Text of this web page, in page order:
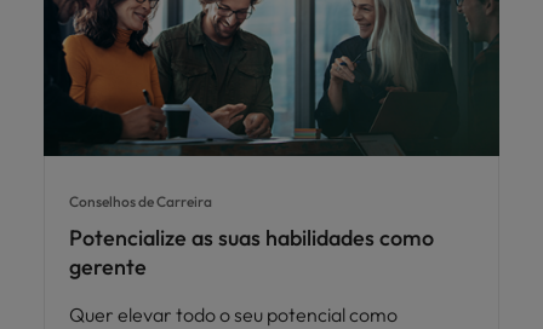
Conselhos de Carreira
Potencialize as suas habilidades como
gerente
Quer elevar todo o seu potencial como